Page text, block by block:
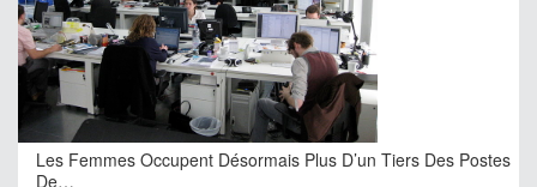
Les Femmes Occupent Désormais Plus D’un Tiers Des Postes
De…